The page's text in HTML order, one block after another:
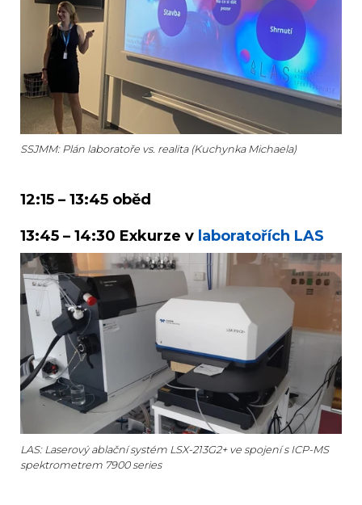
SSJMM: Plán laboratoře vs. realita (Kuchynka Michaela)
12:15 – 13:45 oběd
13:45 – 14:30 Exkurze v laboratořích LAS
LAS: Laserový ablační systém LSX-213G2+ ve spojení s ICP-MS
spektrometrem 7900 series